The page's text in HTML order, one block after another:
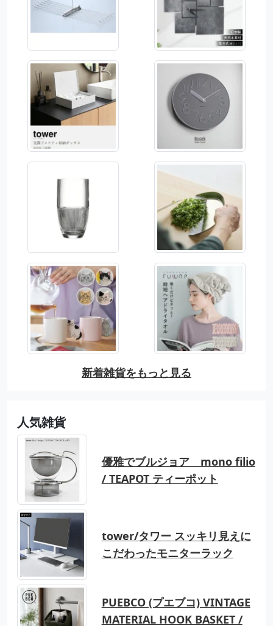
新着雑貨をもっと見る
人気雑貨
優雅でブルジョア mono filio
/ TEAPOT ティーポット
tower/タワー スッキリ見えに
こだわったモニターラック
PUEBCO (プエブコ) VINTAGE
MATERIAL HOOK BASKET /